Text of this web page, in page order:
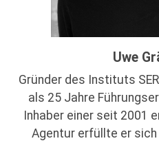
Uwe
Gründer des Instituts
als 25 Jahre
Inhaber einer seit 2001
Agentur erfüllte er